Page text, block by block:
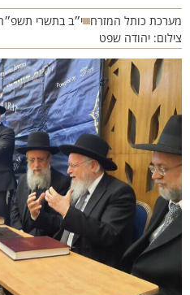
כותל המזרח י״ב בתשרי תשפ״ה (14/10/2024)
יהודה שפט